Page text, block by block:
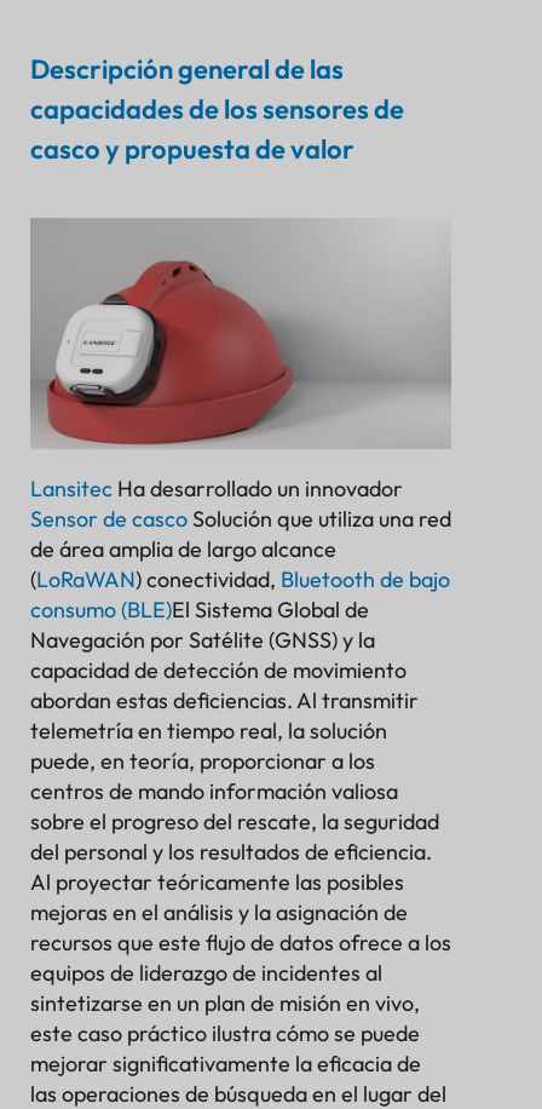
Descripción general de las
capacidades de los sensores de
casco y propuesta de valor
Lansitec Ha desarrollado un innovador
Sensor de casco Solución que utiliza una red
de área amplia de largo alcance
(LoRaWAN) conectividad, Bluetooth de bajo
consumo (BLE)El Sistema Global de
Navegación por Satélite (GNSS) y la
capacidad de detección de movimiento
abordan estas deficiencias. Al transmitir
telemetría en tiempo real, la solución
puede, en teoría, proporcionar a los
centros de mando información valiosa
sobre el progreso del rescate, la seguridad
del personal y los resultados de eficiencia.
Al proyectar teóricamente las posibles
mejoras en el análisis y la asignación de
recursos que este flujo de datos ofrece a los
equipos de liderazgo de incidentes al
sintetizarse en un plan de misión en vivo,
este caso práctico ilustra cómo se puede
mejorar significativamente la eficacia de
las operaciones de búsqueda en el lugar del